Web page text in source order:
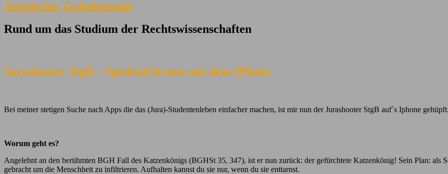
Juristischer Gedankensalat
Rund um das Studium der Rechtswissenschaften
Jurashooter StgB – Spielend lernen mit dem IPhone
Bei meiner stetigen Suche nach Apps die das (Jura)-Studentenleben einfacher machen, ist mir nun der Jurashooter StgB auf´s Iphone gehüpft.
Worum geht es?
Angelehnt an den berühmten BGH Fall des Katzenkönigs (BGHSt 35, 347), ist er nun zurück: der gefürchtete Katzenkönig! Sein Plan: als
gebracht um die Menschheit zu infiltrieren. Aufhalten kannst du sie nur, wenn du sie enttarnst.